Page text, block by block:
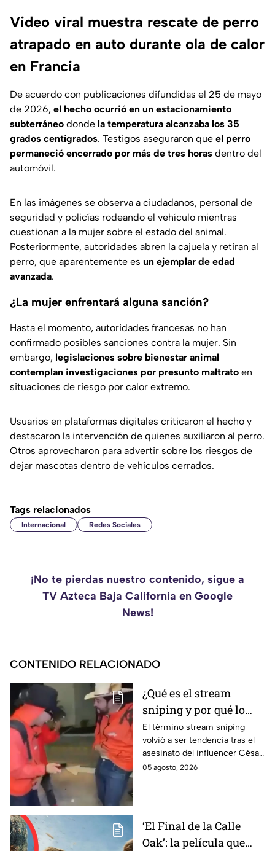
Video viral muestra rescate de perro
atrapado en auto durante ola de calor
en Francia
De acuerdo con publicaciones difundidas el 25 de mayo
de 2026, el hecho ocurrió en un estacionamiento
subterráneo donde la temperatura alcanzaba los 35
grados centígrados. Testigos aseguraron que el perro
permaneció encerrado por más de tres horas dentro del
automóvil.
En las imágenes se observa a ciudadanos, personal de
seguridad y policías rodeando el vehículo mientras
cuestionan a la mujer sobre el estado del animal.
Posteriormente, autoridades abren la cajuela y retiran al
perro, que aparentemente es un ejemplar de edad
avanzada.
¿La mujer enfrentará alguna sanción?
Hasta el momento, autoridades francesas no han
confirmado posibles sanciones contra la mujer. Sin
embargo, legislaciones sobre bienestar animal
contemplan investigaciones por presunto maltrato en
situaciones de riesgo por calor extremo.
Usuarios en plataformas digitales criticaron el hecho y
destacaron la intervención de quienes auxiliaron al perro.
Otros aprovecharon para advertir sobre los riesgos de
dejar mascotas dentro de vehículos cerrados.
Tags relacionados
Internacional Redes Sociales
¡No te pierdas nuestro contenido, sigue a
TV Azteca Baja California en Google
News!
CONTENIDO RELACIONADO
¿Qué es el stream
sniping y por qué lo
mencionan con el caso
del influencer César
Gastelum?
El término stream sniping
volvió a ser tendencia tras el
asesinato del influencer César
Gastelum. Te explicamos qué
05 agosto, 2026
‘El Final de la Calle
Oak’: la película que